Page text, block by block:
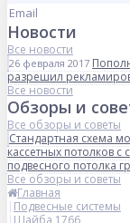
Новости
Все новости
26 февраля 2017
разрешил
Все новости
Обзоры и
Все обзоры и советы
Стандартная схема
кассетных потолков
подвесного потолка
Все обзоры и советы
Главная
Подвесные системы
Шайба 1766